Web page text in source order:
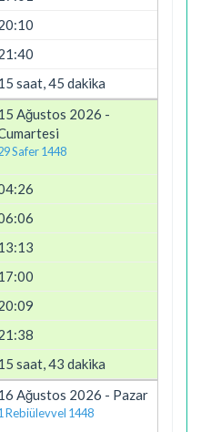
saat, 45 dakika
Ağustos 2026 -
Safer 1448
saat, 43 dakika
Ağustos 2026 - Pazar
Rebiülevvel 1448